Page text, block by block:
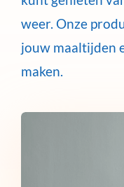
weer. Onze
jouw maaltijden
maken.